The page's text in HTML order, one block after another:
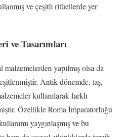
ve çeşitli ritüellerde yer
ve Tasarımları
yapılmış olsa da
Antik dönemde, taş,
kullanılarak farklı
Özellikle Roma İmparatorluğu
yaygınlaşmış ve bu